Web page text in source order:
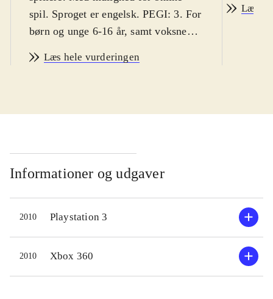
spil. Sproget er engelsk. PEGI: 3. For
børn og unge 6-16 år, samt voksne
Man er hurtigt i gang med Vancouver
længere konkurrencer. Der er
forskellige olympiske discipliner,
primært indenfor skisport. En række
sportsgrene som fx curling og is-dans
er desværre udeladt. Sværhedsgraden
kan varieres, men er ret lav, specielt
fordi kontrollen ligner hinanden i de
forskellige sportsgrene. Man vælger
Læs hele vurderingen
Læs
Informationer og udgaver
2010 Playstation 3
2010 Xbox 360